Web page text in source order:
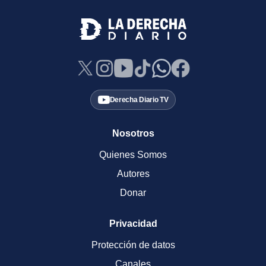
Derecha Diario TV
Nosotros
Quienes Somos
Autores
Donar
Privacidad
Protección de datos
Canales